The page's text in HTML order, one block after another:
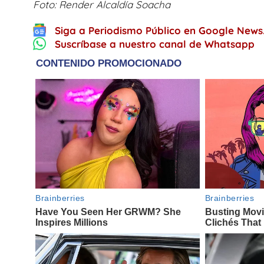
Foto: Render Alcaldía Soacha
Siga a Periodismo Público en Google
Suscríbase a nuestro canal de Whatsapp